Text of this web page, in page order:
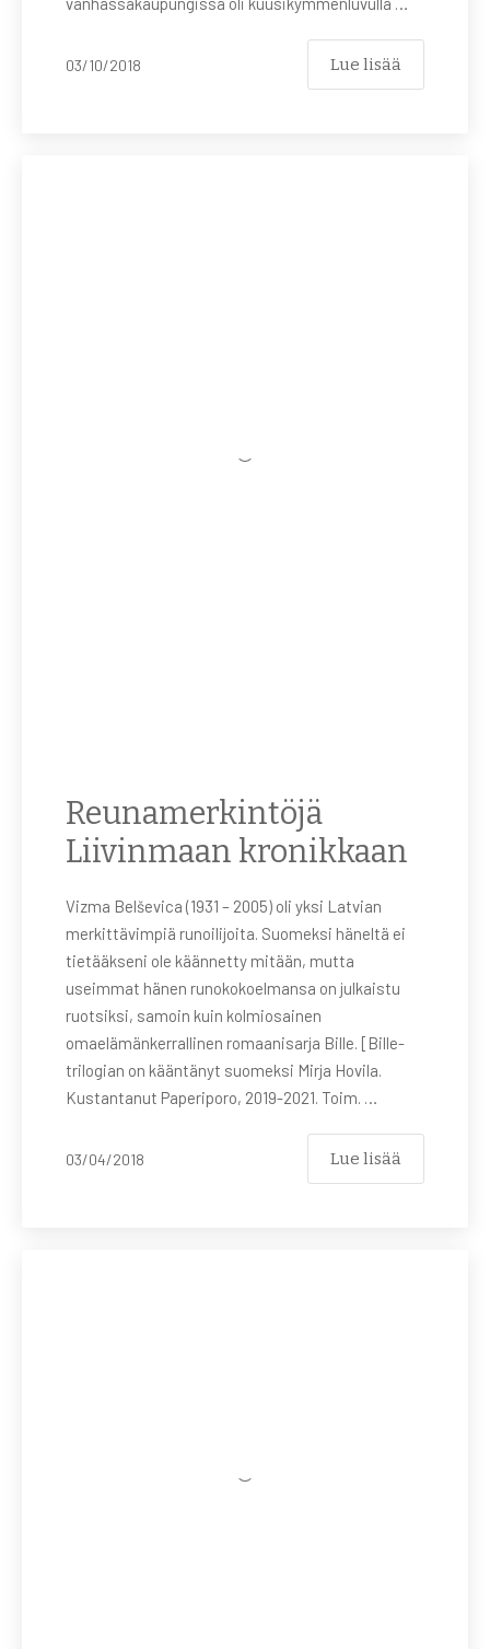
03/10/2018 Lue lisää
Reunamerkintöjä
Liivinmaan kronikkaan
Vizma Belševica (1931 – 2005) oli yksi Latvian
merkittävimpiä runoilijoita. Suomeksi häneltä ei
tietääkseni ole käännetty mitään, mutta
useimmat hänen runokokoelmansa on julkaistu
ruotsiksi, samoin kuin kolmiosainen
omaelämänkerrallinen romaanisarja Bille. [Bille-
trilogian on kääntänyt suomeksi Mirja Hovila.
Kustantanut Paperiporo, 2019-2021. Toim. …
03/04/2018 Lue lisää